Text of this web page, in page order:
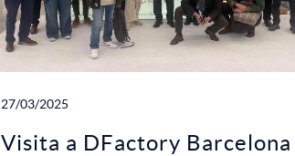
27/03/2025
Visita a DFactory Barcelona